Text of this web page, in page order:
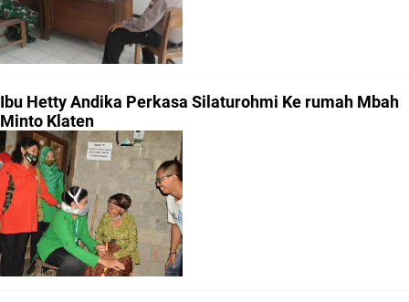
Ibu Hetty Andika Perkasa Silaturohmi Ke rumah Mbah
Minto Klaten